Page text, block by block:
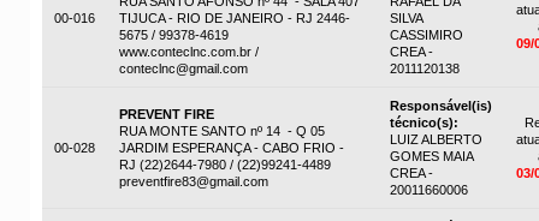
00-016
TIJUCA - RIO DE JANEIRO - RJ 2446-
5675 / 99378-4619
www.conteclnc.com.br /
conteclnc@gmail.com
SILVA
CASSIMIRO
CREA -
2011120138
09/
00-028
PREVENT FIRE
RUA MONTE SANTO nº 14 - Q 05
JARDIM ESPERANÇA - CABO FRIO -
RJ (22)2644-7980 / (22)99241-4489
preventfire83@gmail.com
Responsável(is)
técnico(s):
LUIZ ALBERTO
GOMES MAIA
CREA -
20011660006
03/